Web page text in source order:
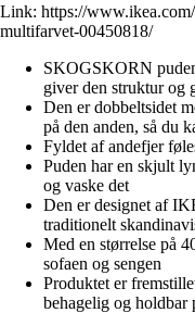
Link: https://
multifarvet-00450818/
SKOGSKORN
giver den struktur og
Den er dobbeltsidet
på den anden, så du
Fyldet af andefjer
Puden har en skjult
og vaske det
Den er designet af
traditionelt
Med en størrelse på
sofaen og sengen
Produktet er
behagelig og holdbar